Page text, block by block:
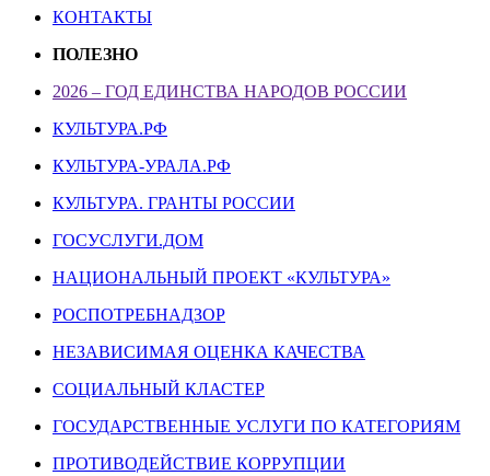
КОНТАКТЫ
ПОЛЕЗНО
2026 – ГОД ЕДИНСТВА НАРОДОВ РОССИИ
КУЛЬТУРА.РФ
КУЛЬТУРА-УРАЛА.РФ
КУЛЬТУРА. ГРАНТЫ РОССИИ
ГОСУСЛУГИ.ДОМ
НАЦИОНАЛЬНЫЙ ПРОЕКТ «КУЛЬТУРА»
РОСПОТРЕБНАДЗОР
НЕЗАВИСИМАЯ ОЦЕНКА КАЧЕСТВА
СОЦИАЛЬНЫЙ КЛАСТЕР
ГОСУДАРСТВЕННЫЕ УСЛУГИ ПО КАТЕГОРИЯМ
ПРОТИВОДЕЙСТВИЕ КОРРУПЦИИ